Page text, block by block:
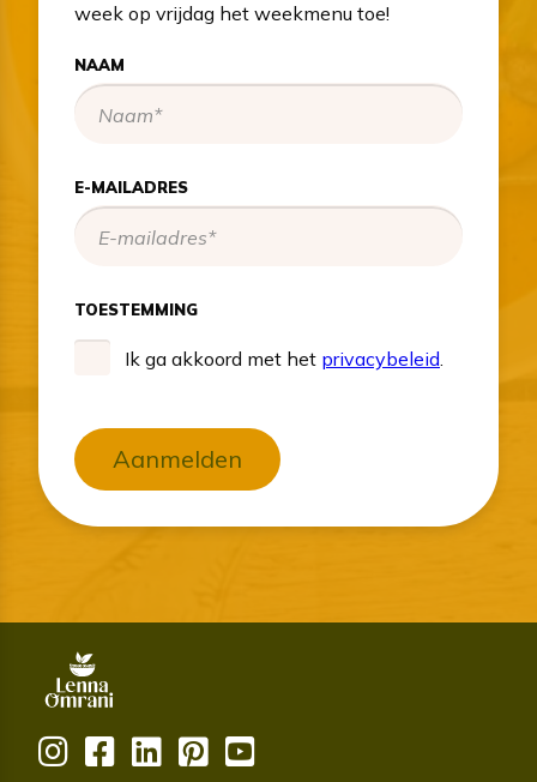
week op vrijdag het weekmenu toe!
NAAM
E-MAILADRES
TOESTEMMING
Ik ga akkoord met het privacybeleid.
Aanmelden